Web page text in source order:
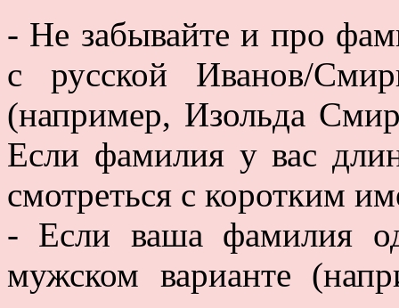
- Не забывайте и про
с русской Иванов/
(например, Изольда
Если фамилия у вас
смотреться с коротким
- Если ваша фамилия
мужском варианте